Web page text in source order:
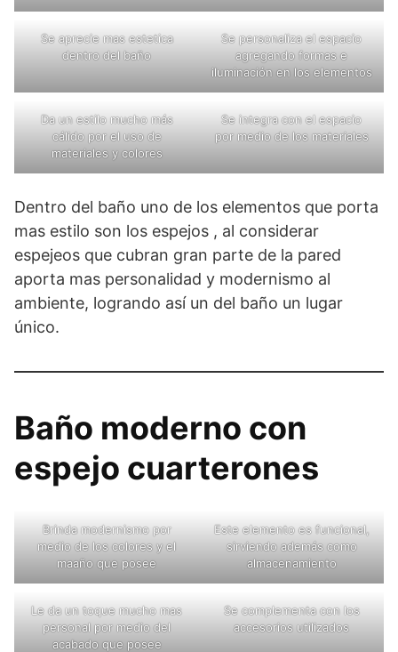
Se aprecie mas estetica
dentro del baño
Se personaliza el espacio
agregando formas e
iluminación en los elementos
Da un estilo mucho más
cálido por el uso de
materiales y colores
Se integra con el espacio
por medio de los materiales
Dentro del baño uno de los elementos que porta
mas estilo son los espejos , al considerar
espejeos que cubran gran parte de la pared
aporta mas personalidad y modernismo al
ambiente, logrando así un del baño un lugar
único.
Baño moderno con
espejo cuarterones
Brinda modernismo por
medio de los colores y el
maaño que posee
Este elemento es funcional,
sirviendo además como
almacenamiento
Le da un toque mucho mas
personal por medio del
acabado que posee
Se complementa con los
accesorios utilizados